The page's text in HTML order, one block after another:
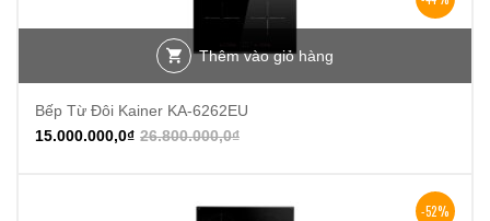
Thêm vào giỏ hàng
Bếp Từ Đôi Kainer KA-6262EU
26.800.000,0₫
15.000.000,0₫
-52%